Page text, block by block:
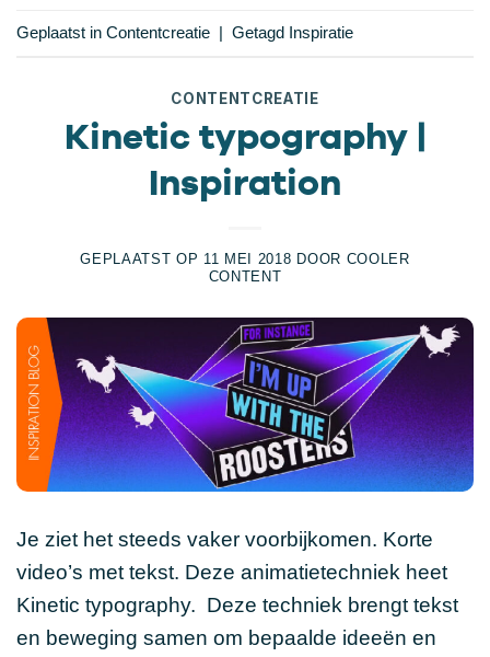
Geplaatst in Contentcreatie | Getagd Inspiratie
CONTENTCREATIE
Kinetic typography |
Inspiration
GEPLAATST OP 11 MEI 2018 DOOR COOLER
CONTENT
Je ziet het steeds vaker voorbijkomen. Korte
video’s met tekst. Deze animatietechniek heet
Kinetic typography. Deze techniek brengt tekst
en beweging samen om bepaalde ideeën en